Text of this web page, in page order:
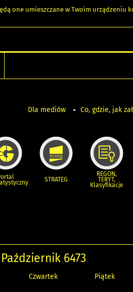
one umieszczane w Twoim urządzeniu
Dla mediów Co, gdzie, jak
STRATEG
REGON,
TERYT,
Klasyfikacje
Październik 6473
Czwartek Piątek